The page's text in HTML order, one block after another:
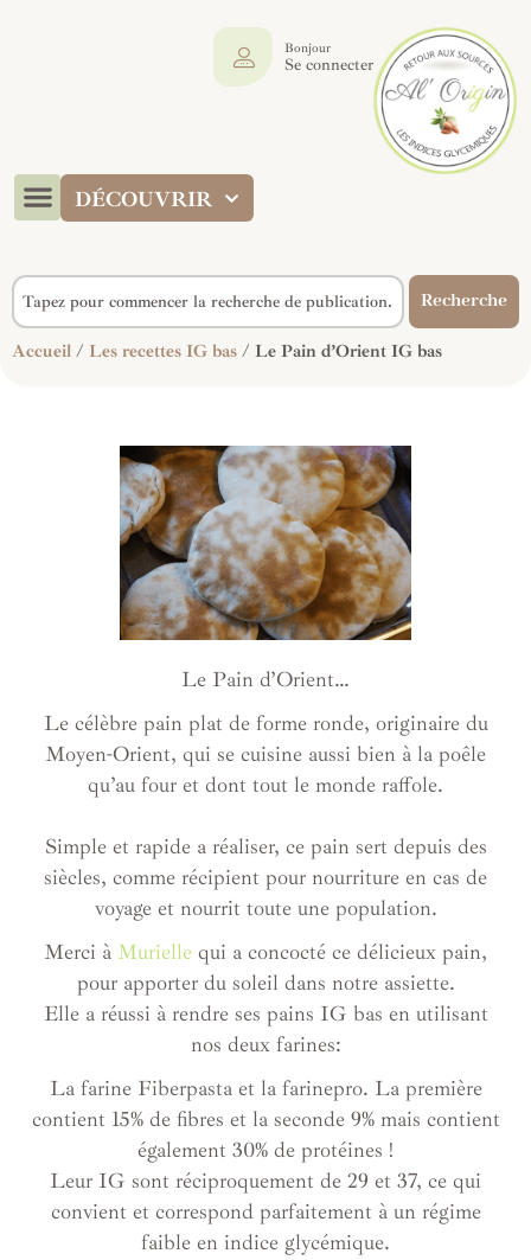
DÉCOUVRIR
Bonjour
Se connecter
Recherche
Accueil / Les recettes IG bas / Le Pain d’Orient IG bas
Le Pain d’Orient…
Le célèbre pain plat de forme ronde, originaire du
Moyen-Orient, qui se cuisine aussi bien à la poêle
qu’au four et dont tout le monde raffole.
Simple et rapide a réaliser, ce pain sert depuis des
siècles, comme récipient pour nourriture en cas de
voyage et nourrit toute une population.
Merci à Murielle qui a concocté ce délicieux pain,
pour apporter du soleil dans notre assiette.
Elle a réussi à rendre ses pains IG bas en utilisant
nos deux farines:
La farine Fiberpasta et la farinepro. La première
contient 15% de fibres et la seconde 9% mais contient
également 30% de protéines !
Leur IG sont réciproquement de 29 et 37, ce qui
convient et correspond parfaitement à un régime
faible en indice glycémique.